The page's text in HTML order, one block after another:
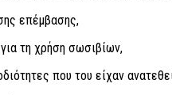
επέμβασης,
τη χρήση σωσιβίων,
που του είχαν